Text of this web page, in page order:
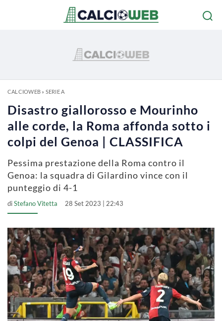
CALCIOWEB» SERIE A
Disastro giallorosso e Mourinho
alle corde, la Roma affonda sotto i
colpi del Genoa | CLASSIFICA
Pessima prestazione della Roma contro il
Genoa: la squadra di Gilardino vince con il
punteggio di 4-1
diStefano Vitetta 28 Set 2023 | 22:43